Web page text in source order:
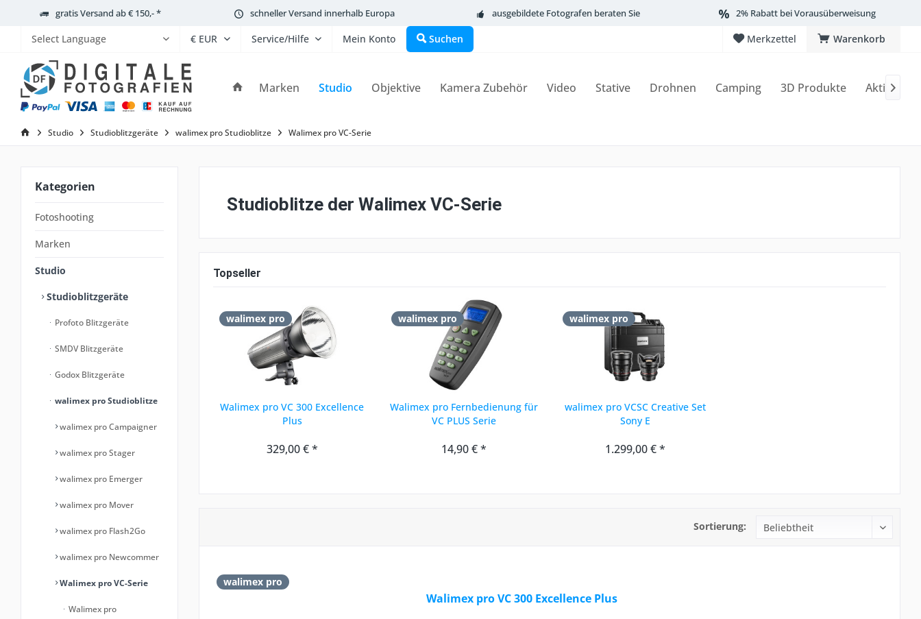
gratis Versand ab € 150,- * schneller Versand innerhalb Europa ausgebildete Fotografen beraten Sie 2% Rabatt bei Vorausüberweisung
Powered by
Warenkorb
Merkzettel
Service/Hilfe Mein Konto Suchen
Marken Studio Objektive Kamera Zubehör Video Stative Drohnen Camping 3D Produkte Aktionen

Studio Studioblitzgeräte walimex pro Studioblitze Walimex pro VC-Serie
Kategorien
Fotoshooting
Marken
Studio
Studioblitzgeräte
Profoto Blitzgeräte
SMDV Blitzgeräte
Godox Blitzgeräte
walimex pro Studioblitze
walimex pro Campaigner
walimex pro Stager
walimex pro Emerger
walimex pro Mover
walimex pro Flash2Go
walimex pro Newcommer
Walimex pro VC-Serie
Walimex pro
Studioblitze der Walimex VC-Serie
Topseller
walimex pro
Walimex pro VC 300 Excellence
Plus
329,00 € *
walimex pro
Walimex pro Fernbedienung für
VC PLUS Serie
14,90 € *
walimex pro
walimex pro VCSC Creative Set
Sony E
1.299,00 € *
Sortierung:
walimex pro
Walimex pro VC 300 Excellence Plus